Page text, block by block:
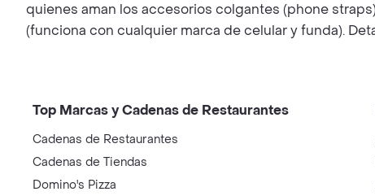
quienes aman los accesorios colgantes (phone
(funciona con cualquier marca de celular y funda).
Top Marcas y Cadenas de Restaurantes
Cadenas de Restaurantes
Cadenas de Tiendas
Domino's Pizza